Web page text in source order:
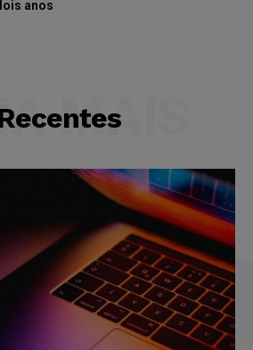
anos
MAIS